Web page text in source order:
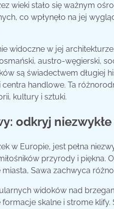
wieki stało się ważnym
co wpłynęło na jej
widoczne w jej
austro-węgierski,
są świadectwem długiej
handlowe. Ta
kultury i sztuki.
odkryj
w Europie, jest pełna
przyrody i
Sawa zachwyca
widoków nad
skalne i strome